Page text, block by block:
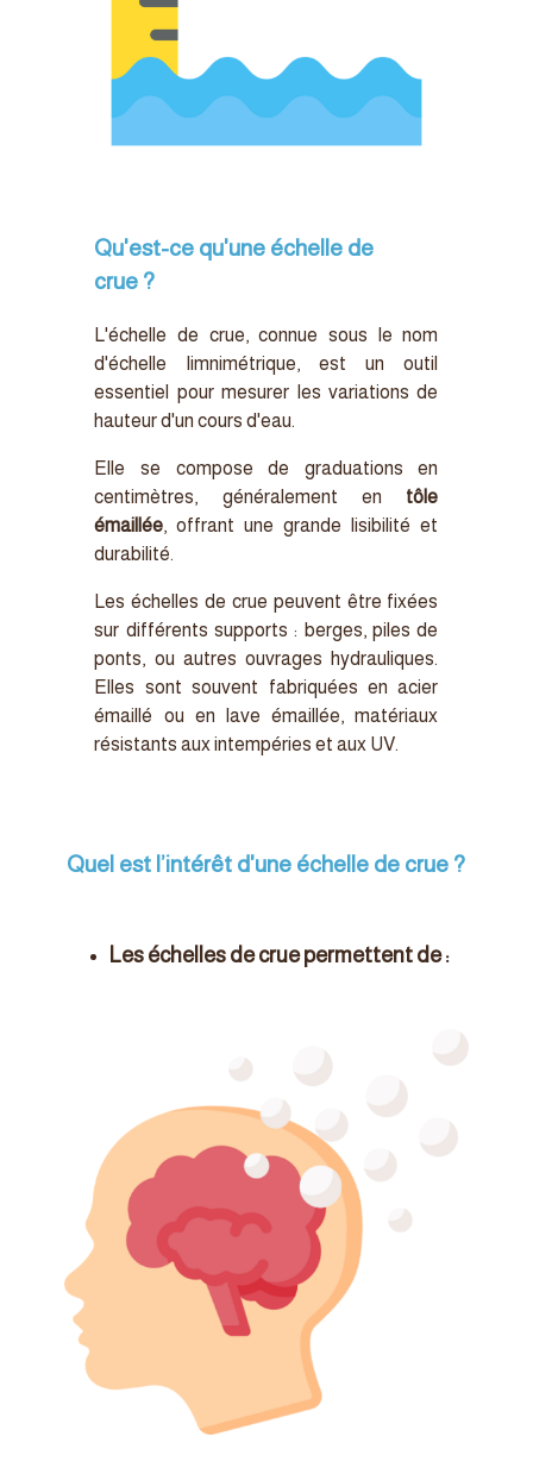
Qu'est-ce qu'une échelle de
crue ?
L'échelle de crue, connue sous le nom
d'échelle limnimétrique, est un outil
essentiel pour mesurer les variations de
hauteur d'un cours d'eau.
Elle se compose de graduations en
centimètres, généralement en tôle
émaillée, offrant une grande lisibilité et
durabilité.
Les échelles de crue peuvent être fixées
sur différents supports : berges, piles de
ponts, ou autres ouvrages hydrauliques.
Elles sont souvent fabriquées en acier
émaillé ou en lave émaillée, matériaux
résistants aux intempéries et aux UV.
Quel est l’intérêt d'une échelle de crue ?
Les échelles de crue permettent de :